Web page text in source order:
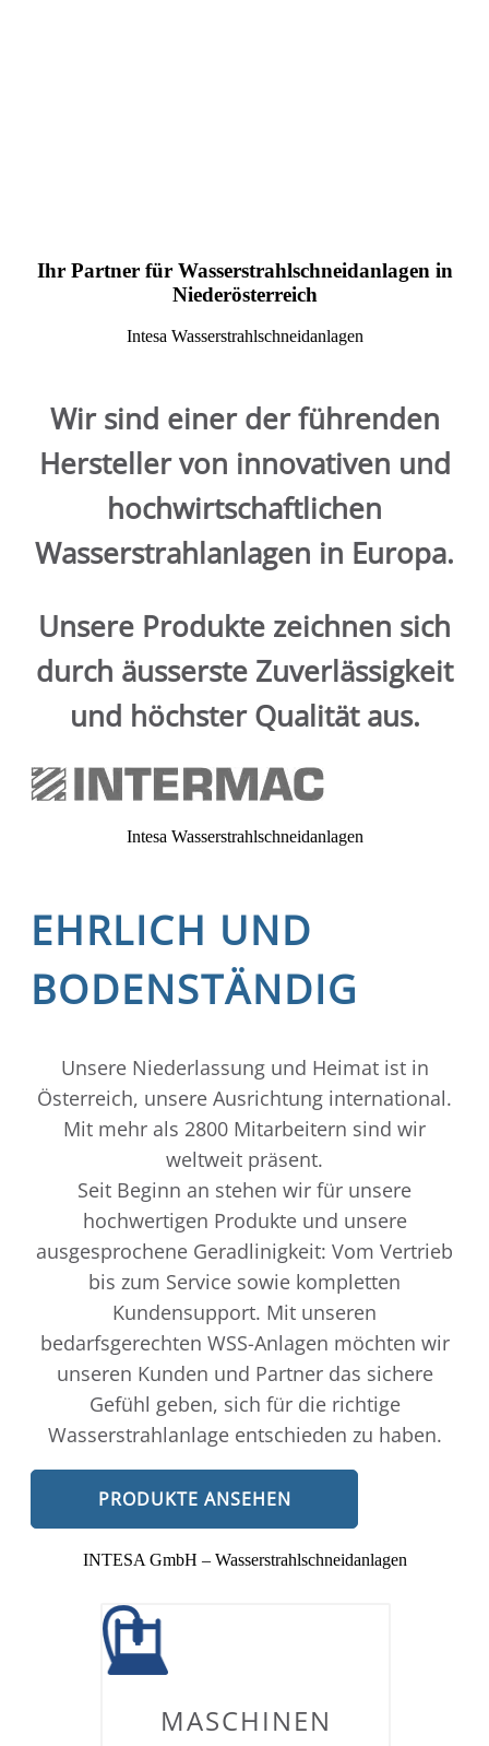
Ihr Partner für Wasserstrahlschneidanlagen in
Niederösterreich
Intesa Wasserstrahlschneidanlagen
Wir sind einer der führenden
Hersteller von innovativen und
hochwirtschaftlichen
Wasserstrahlanlagen in Europa.
Unsere Produkte zeichnen sich
durch äusserste Zuverlässigkeit
und höchster Qualität aus.
Intesa Wasserstrahlschneidanlagen
EHRLICH UND
BODENSTÄNDIG
Unsere Niederlassung und Heimat ist in
Österreich, unsere Ausrichtung international.
Mit mehr als 2800 Mitarbeitern sind wir
weltweit präsent.
Seit Beginn an stehen wir für unsere
hochwertigen Produkte und unsere
ausgesprochene Geradlinigkeit: Vom Vertrieb
bis zum Service sowie kompletten
Kundensupport. Mit unseren
bedarfsgerechten WSS-Anlagen möchten wir
unseren Kunden und Partner das sichere
Gefühl geben, sich für die richtige
Wasserstrahlanlage entschieden zu haben.
PRODUKTE ANSEHEN
INTESA GmbH – Wasserstrahlschneidanlagen
MASCHINEN